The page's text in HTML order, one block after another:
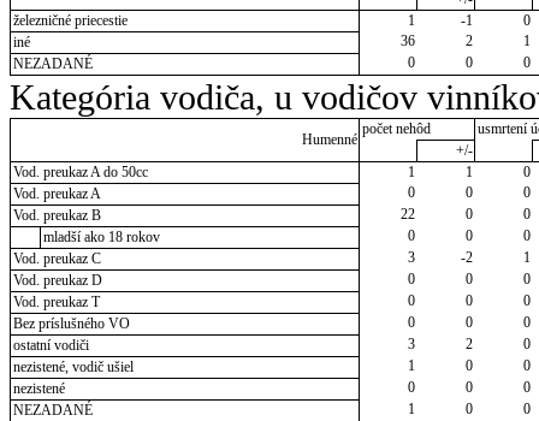
železničné priecestie
1 -1
0
iné
36 2
1
NEZADANÉ
0 0 0
Kategória vodiča, u vodičov
Humenné
počet nehôd
usmrtení
+/-
Vod. preukaz A do 50cc
1 1
0
Vod. preukaz A
0 0
0
Vod. preukaz B
22 0
0
mladší ako 18 rokov
0 0
0
Vod. preukaz C
3 -2
1
Vod. preukaz D
0 0
0
Vod. preukaz T
0 0
0
Bez príslušného VO
0 0
0
ostatní vodiči
3 2
0
nezistené, vodič ušiel
1 0
0
nezistené
0 0
0
NEZADANÉ
1 0 0